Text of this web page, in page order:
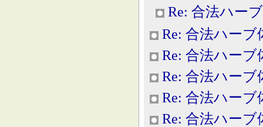
Re: 合法ハー
Re: 合法ハーブ
Re: 合法ハーブ
Re: 合法ハーブ
Re: 合法ハーブ
Re: 合法ハーブ